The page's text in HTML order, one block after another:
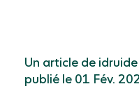
Un article de idruide
publié le 01 Fév.